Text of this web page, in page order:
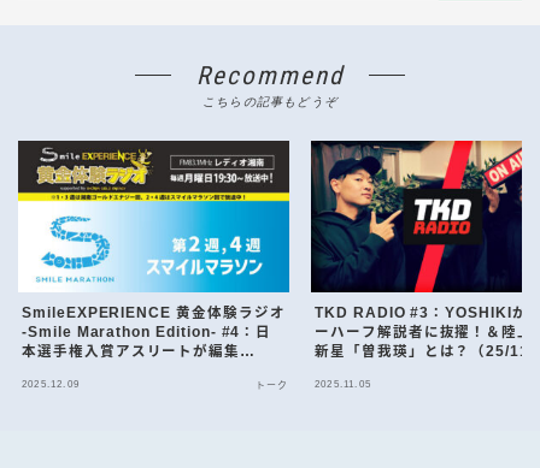
Recommend
こちらの記事もどうぞ
SmileEXPERIENCE 黄金体験ラジオ
-Smile Marathon Edition- #4：日
本選手権入賞アスリートが編集
取材からチャリティマラソンまで熱
2025.12.09 トーク
TKD RADIO #3：YOSHIKIが
ーハーフ解説者に抜擢！＆陸上
新星「曽我瑛」とは？（25/11/
2025.11.05